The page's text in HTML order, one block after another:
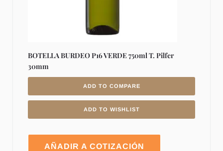
BOTELLA BURDEO P16 VERDE 750ml T. Pilfer
30mm
ADD TO COMPARE
ADD TO WISHLIST
AÑADIR A COTIZACIÓN